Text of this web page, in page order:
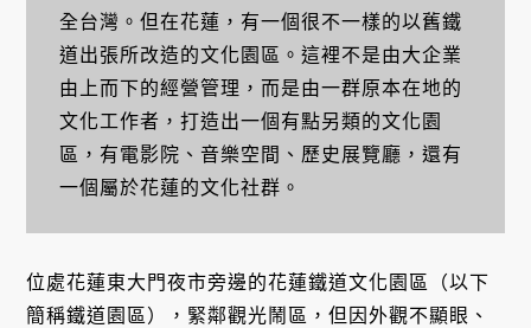
全台灣。但在花蓮，有一個很不一樣的以舊鐵
道出張所改造的文化園區。這裡不是由大企業
由上而下的經營管理，而是由一群原本在地的
文化工作者，打造出一個有點另類的文化園
區，有電影院、音樂空間、歷史展覽廳，還有
一個屬於花蓮的文化社群。
位處花蓮東大門夜市旁邊的花蓮鐵道文化園區（以下
簡稱鐵道園區），緊鄰觀光鬧區，但因外觀不顯眼、